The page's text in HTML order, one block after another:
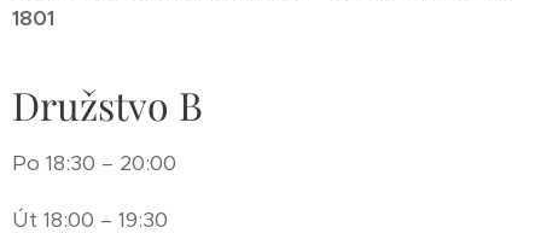
1801
Družstvo B
Po 18:30 – 20:00
Út 18:00 – 19:30